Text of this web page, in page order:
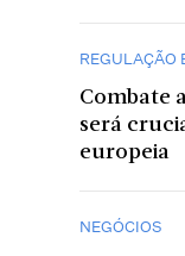
REGULAÇÃO
Combate
será
europeia
NEGÓCIOS